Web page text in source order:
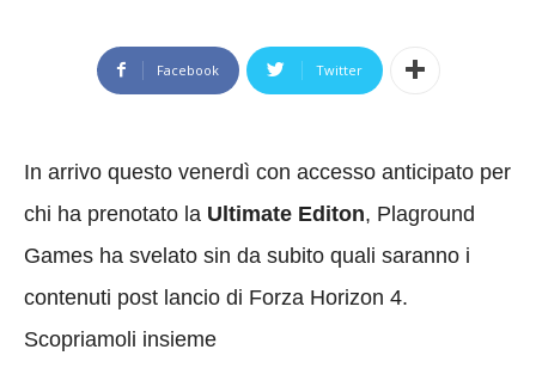
Facebook Twitter
In arrivo questo venerdì con accesso anticipato per
chi ha prenotato la Ultimate Editon, Plaground
Games ha svelato sin da subito quali saranno i
contenuti post lancio di Forza Horizon 4.
Scopriamoli insieme